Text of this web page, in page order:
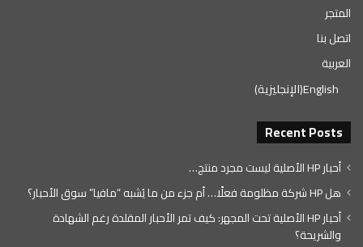
المتجر
اتصل بنا
العربية
English
(الإنجليزية)
Recent Posts
أحبار HP الأصلية ليست مجرد منتج…
هل HP شركة مظلومة فعلًا… أم جزء من ما يُشبه “مافيا” سوق الأحبار؟
أحبار HP الأصلية تحت المجهر: كيف تمر الأحبار المقلدة رغم الشهادة
والشريحة؟